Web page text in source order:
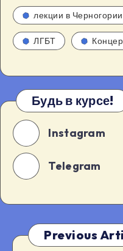
лекции в Черногории
ЛГБТ
Будь в курсе!
Instagram
Telegram
Previous